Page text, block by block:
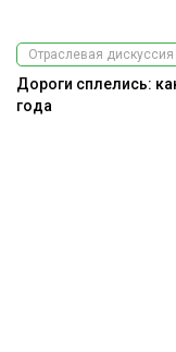
Отраслевая дискуссия
Дороги сплелись:
года